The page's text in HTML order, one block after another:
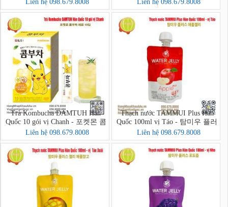
Liên hệ 098.679.8008 Liên hệ 098.679.8008
Trà Kombucha DAMTUH Hàn
Quốc 10 gói vị Chanh - 포켓몬 콤
부차 레몬 10입
Liên hệ 098.679.8008
Thạch nước TAMMUI Plus Hàn
Quốc 100ml vị Táo - 탐미우 플러
스 애플젤리
Liên hệ 098.679.8008